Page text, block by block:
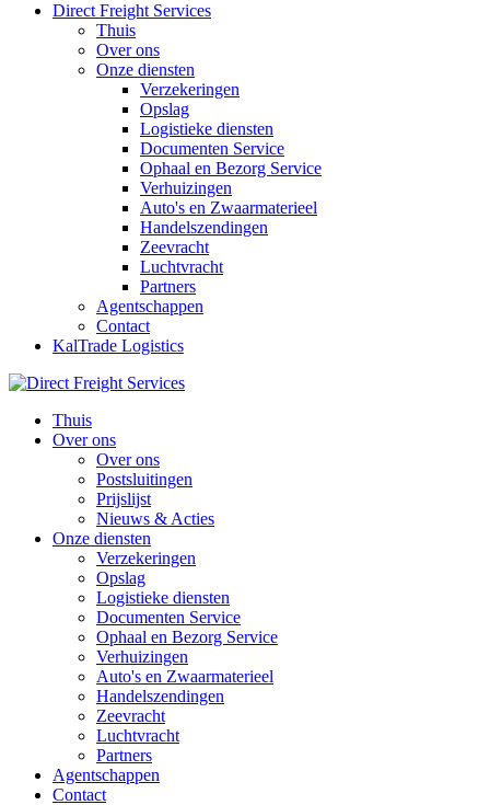
Direct Freight Services
Thuis
Over ons
Onze diensten
Verzekeringen
Opslag
Logistieke diensten
Documenten Service
Ophaal en Bezorg Service
Verhuizingen
Auto's en Zwaarmaterieel
Handelszendingen
Zeevracht
Luchtvracht
Partners
Agentschappen
Contact
KalTrade Logistics
Thuis
Over ons
Over ons
Postsluitingen
Prijslijst
Nieuws & Acties
Onze diensten
Verzekeringen
Opslag
Logistieke diensten
Documenten Service
Ophaal en Bezorg Service
Verhuizingen
Auto's en Zwaarmaterieel
Handelszendingen
Zeevracht
Luchtvracht
Partners
Agentschappen
Contact